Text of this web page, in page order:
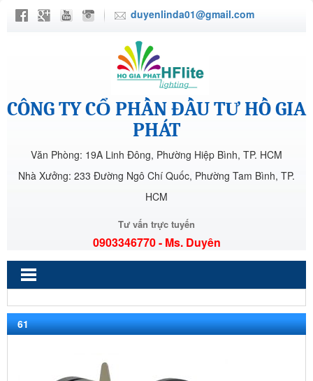
duyenlinda01@gmail.com
CÔNG TY CỔ PHẦN ĐẦU TƯ HỒ GIA
PHÁT
Văn Phòng: 19A Linh Đông, Phường Hiệp Bình, TP. HCM
Nhà Xưởng: 233 Đường Ngô Chí Quốc, Phường Tam Bình, TP.
HCM
Tư vấn trực tuyến
0903346770 - Ms. Duyên
61